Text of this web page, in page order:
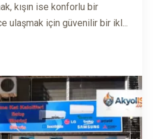
kışın ise konforlu bir
ulaşmak için güvenilir bir ikl...